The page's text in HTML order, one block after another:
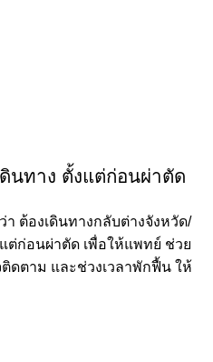
นทาง ตั้งแต่ก่อนผ่าตัด
ต้องเดินทางกลับต่างจังหวัด/
ต่ก่อนผ่าตัด เพื่อให้แพทย์ ช่วย
ดตาม และช่วงเวลาพักฟื้น ให้